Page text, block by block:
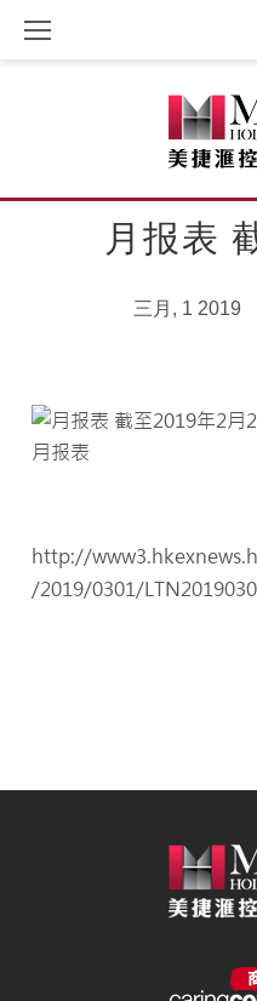
Skip
月报表
三月, 1 2019
http://
/2019/0301/